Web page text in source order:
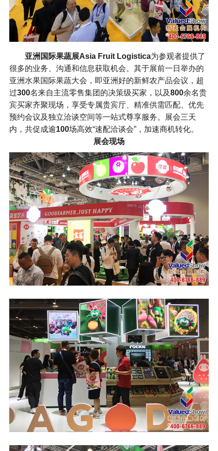
亚洲国际果蔬展Asia Fruit Logistica为参观者提供了
很多的业务、沟通和信息获取机会。其于展前一日举办的
亚洲水果国际果蔬大会，即亚洲好的新鲜农产品会议，超
过300名来自主流零售集团的决策级买家，以及800余名贵
宾买家齐聚现场，享受专属贵宾厅、精准供需匹配、优先
预约会议及独立洽谈空间等一站式尊享服务。展会三天
内，共促成逾100场高效“速配洽谈会”，加速商机转化。
展会现场